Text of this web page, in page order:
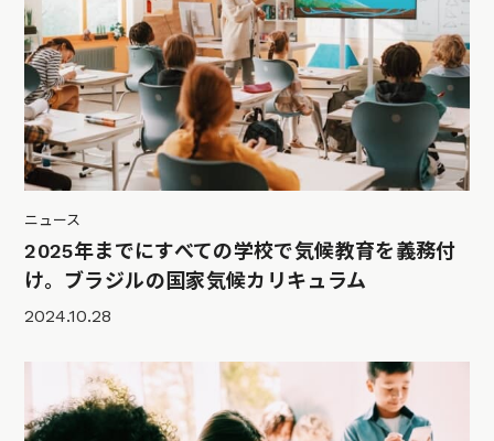
ニュース
2025年までにすべての学校で気候教育を義務付
け。ブラジルの国家気候カリキュラム
2024.10.28